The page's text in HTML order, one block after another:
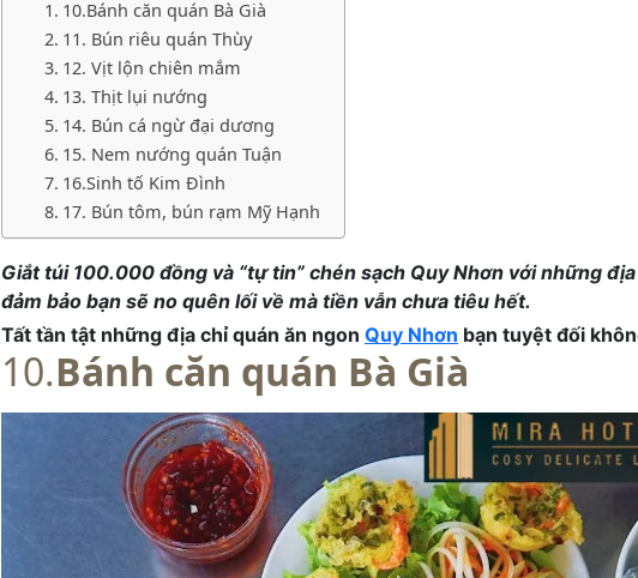
10.Bánh căn quán Bà Già
11. Bún riêu quán Thùy
12. Vịt lộn chiên mắm
13. Thịt lụi nướng
14. Bún cá ngừ đại dương
15. Nem nướng quán Tuận
16.Sinh tố Kim Đình
17. Bún tôm, bún rạm Mỹ Hạnh
Giắt túi 100.000 đồng và “tự tin” chén sạch Quy Nhơn với những
đảm bảo bạn sẽ no quên lối về mà tiền vẫn chưa tiêu hết.
Tất tần tật những địa chỉ quán ăn ngon Quy Nhơn bạn tuyệt đối
10.Bánh căn quán Bà Già